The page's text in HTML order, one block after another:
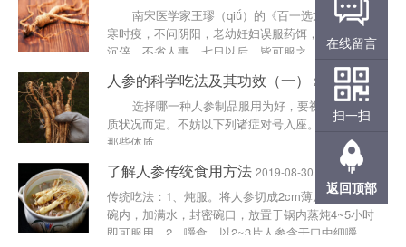
南宋医学家王璆（qiǘ）的《百一选方》：“凡伤
寒时疫，不问阴阳，老幼妊妇误服药饵，因重垂死脉
沉倅，不省人事，七日以后，皆可服之，百不一失，
人参的科学吃法及其功效（一） 2019-09-10
选择哪一种人参制品服用为好，要视个人的体
质状况而定。不妨以下列诸症对号入座。 1.对于
那些体质......
了解人参传统食用方法 2019-08-30
传统吃法：1、炖服。将人参切成2cm薄片，放入瓷
碗内，加满水，封密碗口，放置于锅内蒸炖4~5小时
即可服用。2、嚼食。以2~3片人参含于口中细嚼，
在线留言
扫一扫
返回顶部